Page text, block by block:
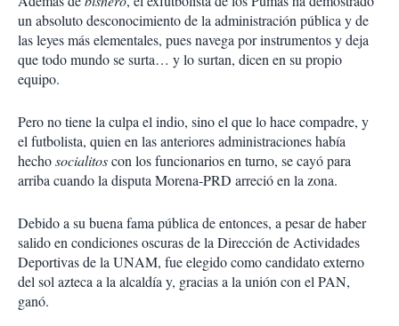
un absoluto desconocimiento de la administración pública y de
las leyes más elementales, pues navega por instrumentos y deja
que todo mundo se surta… y lo surtan, dicen en su propio
equipo.
Pero no tiene la culpa el indio, sino el que lo hace compadre, y
el futbolista, quien en las anteriores administraciones había
hechosocialitoscon los funcionarios en turno, se cayó para
arriba cuando la disputa Morena-PRD arreció en la zona.
Debido a su buena fama pública de entonces, a pesar de haber
salido en condiciones oscuras de la Dirección de Actividades
Deportivas de la UNAM, fue elegido como candidato externo
del sol azteca a la alcaldía y, gracias a la unión con el PAN,
ganó.